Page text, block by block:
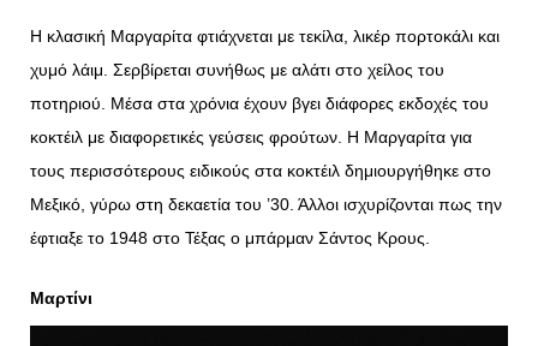
Η κλασική Μαργαρίτα φτιάχνεται με τεκίλα, λικέρ πορτοκάλι και
χυμό λάιμ. Σερβίρεται συνήθως με αλάτι στο χείλος του
ποτηριού. Μέσα στα χρόνια έχουν βγει διάφορες εκδοχές του
κοκτέιλ με διαφορετικές γεύσεις φρούτων. Η Μαργαρίτα για
τους περισσότερους ειδικούς στα κοκτέιλ δημιουργήθηκε στο
Μεξικό, γύρω στη δεκαετία του ’30. Άλλοι ισχυρίζονται πως την
έφτιαξε το 1948 στο Τέξας ο μπάρμαν Σάντος Κρους.
Μαρτίνι